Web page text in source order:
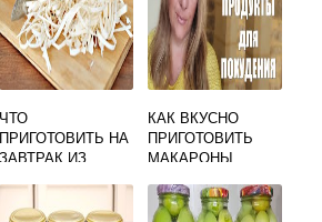
ЧТО
ПРИГОТОВИТЬ НА
ЗАВТРАК ИЗ
И ВКУСНО
КАК ВКУСНО
ПРИГОТОВИТЬ
МАКАРОНЫ